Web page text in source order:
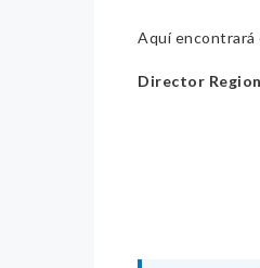
Aquí encontrará
Director